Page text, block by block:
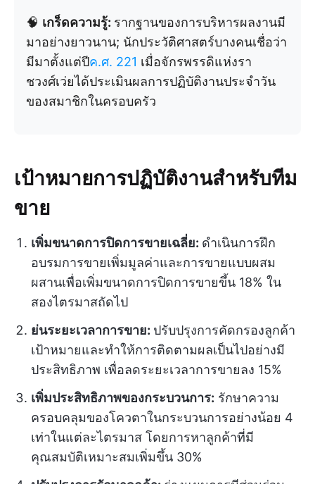
🧠 เกร็ดความรู้: รากฐานของการบริหารผลงานมี
มาอย่างยาวนาน; นักประวัติศาสตร์บางคนเชื่อว่า
มีมาตั้งแต่ปีค.ศ. 221 เมื่อจักรพรรดิแห่งรา
ชวงศ์เว่ยได้ประเมินผลการปฏิบัติงานประจำวัน
ของสมาชิกในครอบครัว
เป้าหมายการปฏิบัติงานสำหรับทีม
ขาย
เพิ่มขนาดการปิดการขายเฉลี่ย: ดำเนินการฝึก
อบรมการขายเพิ่มมูลค่าและการขายแบบผสม
ผสานเพื่อเพิ่มขนาดการปิดการขายขึ้น 18% ใน
สองไตรมาสถัดไป
ย่นระยะเวลาการขาย: ปรับปรุงการคัดกรองลูกค้า
เป้าหมายและทำให้การติดตามผลเป็นไปอย่างมี
ประสิทธิภาพ เพื่อลดระยะเวลาการขายลง 15%
เพิ่มประสิทธิภาพของกระบวนการ: รักษาความ
ครอบคลุมของโควตาในกระบวนการอย่างน้อย 4
เท่าในแต่ละไตรมาส โดยการหาลูกค้าที่มี
คุณสมบัติเหมาะสมเพิ่มขึ้น 30%